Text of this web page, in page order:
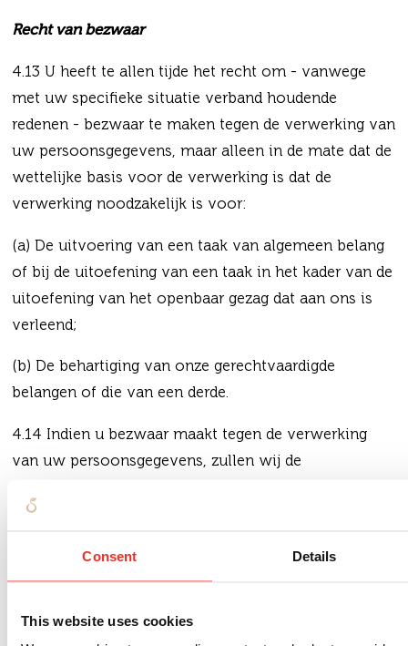
Consent Details
This website uses cookies
Recht van bezwaar
4.13 U heeft te allen tijde het recht om - vanwege
met uw specifieke situatie verband houdende
redenen - bezwaar te maken tegen de verwerking van
uw persoonsgegevens, maar alleen in de mate dat de
wettelijke basis voor de verwerking is dat de
verwerking noodzakelijk is voor:
(a) De uitvoering van een taak van algemeen belang
of bij de uitoefening van een taak in het kader van de
uitoefening van het openbaar gezag dat aan ons is
verleend;
(b) De behartiging van onze gerechtvaardigde
belangen of die van een derde.
4.14 Indien u bezwaar maakt tegen de verwerking
van uw persoonsgegevens, zullen wij de
aantoonbare gerechtvaardigde belangen voor de